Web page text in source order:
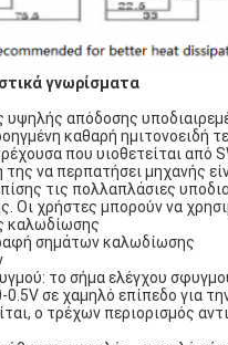
γνωρίσματα
υψηλής απόδοσης
καθαρή ημιτονοειδή
που υιοθετείται
να περπατήσει μηχανής
τις πολλαπλάσιες
Οι χρήστες μπορούν να
καλωδίωσης
σημάτων καλωδίωσης
το σήμα ελέγχου
0.5V σε χαμηλό επίπεδο για
ο τρέχων περιορισμός